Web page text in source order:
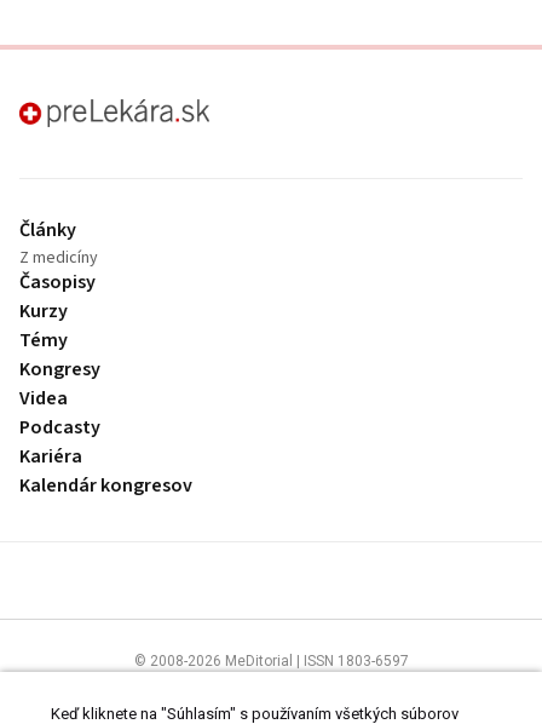
preLekára.sk
Články
Z medicíny
Časopisy
Kurzy
Témy
Kongresy
Videa
Podcasty
Kariéra
Kalendár kongresov
© 2008-2026 MeDitorial | ISSN 1803-6597
ČítajteprehlásenieaZásady spracovania osobných údajov
Keď kliknete na "Súhlasím" s používaním všetkých súborov